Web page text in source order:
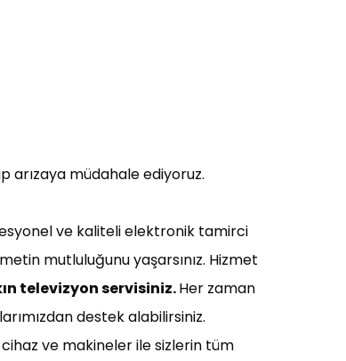
arızaya müdahale ediyoruz.
ve kaliteli elektronik tamirci
mutluluğunu yaşarsınız. Hizmet
televizyon servisiniz.Her zaman
destek alabilirsiniz.
ve makineler ile sizlerin tüm